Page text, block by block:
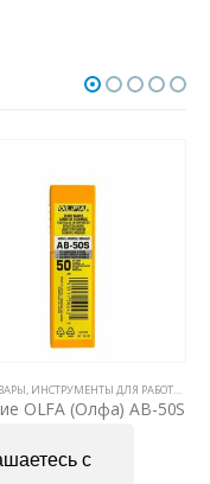
с
,НОЖИ И ЛЕЗВИЯ
, ИНСТРУМЕНТЫ ДЛЯ РАБОТЫ С ПЛЕНКАМИ
OLFA (Олфа) AB-50S